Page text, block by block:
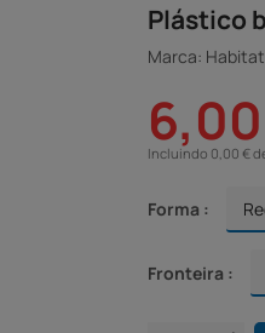
Plástico
Marca:
Incluindo 0,00 €
Forma :
Fronteira :